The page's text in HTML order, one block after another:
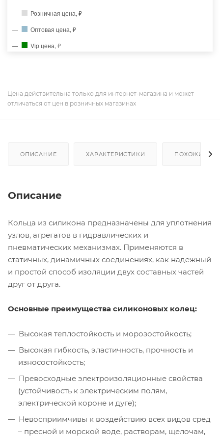
Розничная цена, ₽
Оптовая цена, ₽
Vip цена, ₽
Цена действительна только для интернет-магазина и может
отличаться от цен в розничных магазинах
ОПИСАНИЕ ХАРАКТЕРИСТИКИ ПОХОЖИЕ
Описание
Кольца из силикона предназначены для уплотнения
узлов, агрегатов в гидравлических и
пневматических механизмах. Применяются в
статичных, динамичных соединениях, как надежный
и простой способ изоляции двух составных частей
друг от друга.
Основные преимущества силиконовых колец:
Высокая теплостойкость и морозостойкость;
Высокая гибкость, эластичность, прочность и
износостойкость;
Превосходные электроизоляционные свойства
(устойчивость к электрическим полям,
электрической короне и дуге);
Невосприимчивы к воздействию всех видов сред
– пресной и морской воде, растворам, щелочам,